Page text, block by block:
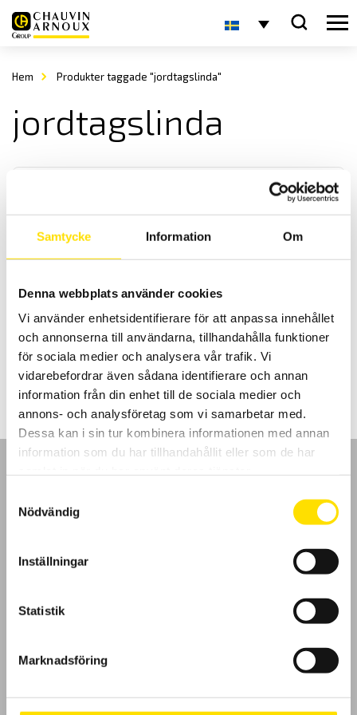
Samtycke Information Om
Denna webbplats använder cookies
Vi använder enhetsidentifierare för att anpassa innehållet
och annonserna till användarna, tillhandahålla funktioner
för sociala medier och analysera vår trafik. Vi
vidarebefordrar även sådana identifierare och annan
information från din enhet till de sociala medier och
annons- och analysföretag som vi samarbetar med.
Dessa kan i sin tur kombinera informationen med annan
information som du har tillhandahållit eller som de har
Nödvändig
Inställningar
Statistik
Marknadsföring
Hem Produkter taggade "jordtagslinda"
jordtagslinda
Tillbehör kabelvindor från 100 m
Tillbehör för jordbryggor, dessa kabelvindor har kabel i olika färger
från 100 m upp till 166 m längd (200 m på förfrågan).
1,260.00kr–1,775.00krPrisintervall:
1,260.00 kr
till
1,775.00 kr
LÄS MER